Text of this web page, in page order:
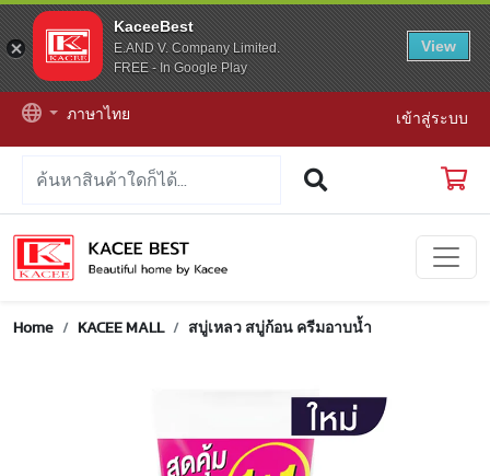
KaceeBest
E.AND V. Company Limited.
FREE - In Google Play
View
ภาษาไทย เข้าสู่ระบบ
Home KACEE MALL สบู่เหลว สบู่ก้อน ครีมอาบน้ำ